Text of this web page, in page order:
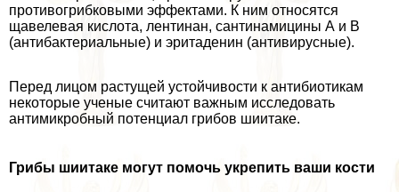
противогрибковыми эффектами. К ним относятся
щавелевая кислота, лентинан, сантинамицины А и В
(антибактериальные) и эритаденин (антивирусные).
Перед лицом растущей устойчивости к антибиотикам
некоторые ученые считают важным исследовать
антимикробный потенциал грибов шиитаке.
Грибы шиитаке могут помочь укрепить ваши кости